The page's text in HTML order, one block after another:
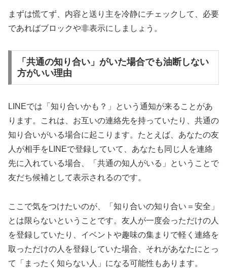
まずは慌てず、内容と送り主を冷静にチェックして、必要
であればブロックや非表示にしましょう。
「共通の知り合い」がいた場合でも油断しない
方がいい理由
LINEでは「知り合いかも？」という通知が来ることがあ
ります。これは、お互いの連絡先を持っていたり、共通の
知り合いがいる場合に起こります。たとえば、あなたの友
人が相手をLINEで登録していて、あなたも同じ人を連絡
先に入れている場合、「共通の知人がいる」ということで
友だち候補として表示されるのです。
ここで気をつけたいのが、「知り合いの知り合い＝安全」
とは限らないということです。友人が一度会っただけの人
を登録していたり、イベントや趣味の集まりで軽く連絡を
取っただけの人を登録していた場合、それがあなたにとっ
て「まったく知らない人」になる可能性もあります。